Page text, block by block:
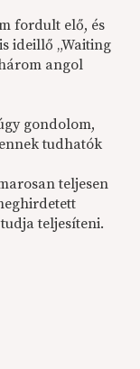
fordult elő, és
ideillő „Waiting
angol
gondolom,
tudhatók
teljesen
teljesíteni.